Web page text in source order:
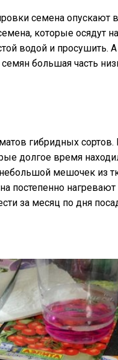
семена опускают
которые осядут
водой и просушить.
большая часть
гибридных
долгое время
мешочек из
постепенно
за месяц по дня